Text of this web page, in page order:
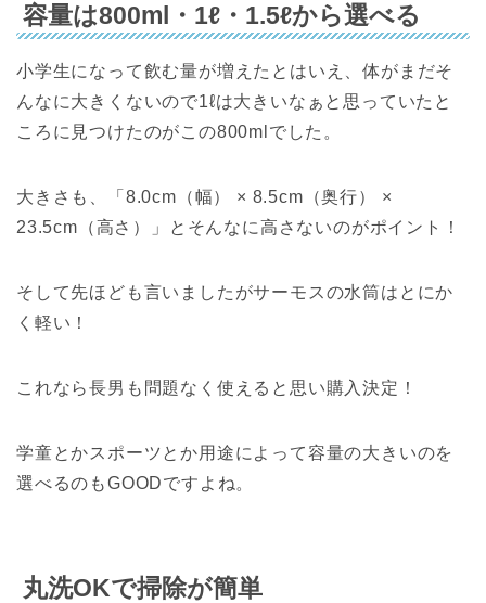
容量は800ml・1ℓ・1.5ℓから選べる
小学生になって飲む量が増えたとはいえ、体がまだそ
んなに大きくないので1ℓは大きいなぁと思っていたと
ころに見つけたのがこの800mlでした。
大きさも、「8.0cm（幅） × 8.5cm（奥行） ×
23.5cm（高さ）」とそんなに高さないのがポイント！
そして先ほども言いましたがサーモスの水筒はとにか
く軽い！
これなら長男も問題なく使えると思い購入決定！
学童とかスポーツとか用途によって容量の大きいのを
選べるのもGOODですよね。
丸洗OKで掃除が簡単